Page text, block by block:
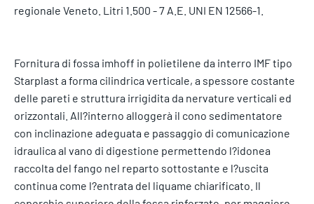
regionale Veneto. Litri 1.500 - 7 A.E. UNI EN 12566-1.
Fornitura di fossa imhoff in polietilene da interro IMF tipo
Starplast a forma cilindrica verticale, a spessore costante
delle pareti e struttura irrigidita da nervature verticali ed
orizzontali. All?interno alloggerà il cono sedimentatore
con inclinazione adeguata e passaggio di comunicazione
idraulica al vano di digestione permettendo l?idonea
raccolta del fango nel reparto sottostante e l?uscita
continua come l?entrata del liquame chiarificato. Il